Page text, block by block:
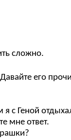
сложно.
его
с Геной
мне ответ.